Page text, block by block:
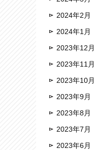
2024年2月
2024年1月
2023年12月
2023年11月
2023年10月
2023年9月
2023年8月
2023年7月
2023年6月